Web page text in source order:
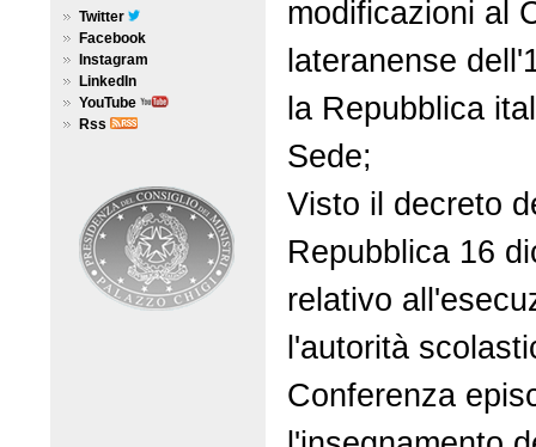
modificazioni al
lateranense
la Repubblica
Sede;
Visto il decreto
Repubblica 16
relativo
l'autorità
Conferenza
Twitter
Facebook
Instagram
LinkedIn
YouTube
Rss